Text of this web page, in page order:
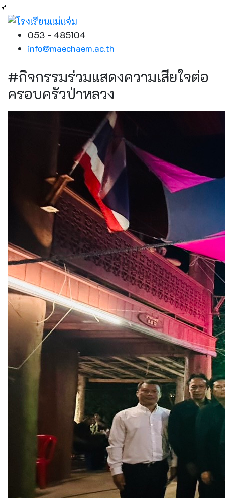
053 - 485104
info@maechaem.ac.th
#กิจกรรมร่วมแสดงความเสียใจต่อ
ครอบครัวป่าหลวง